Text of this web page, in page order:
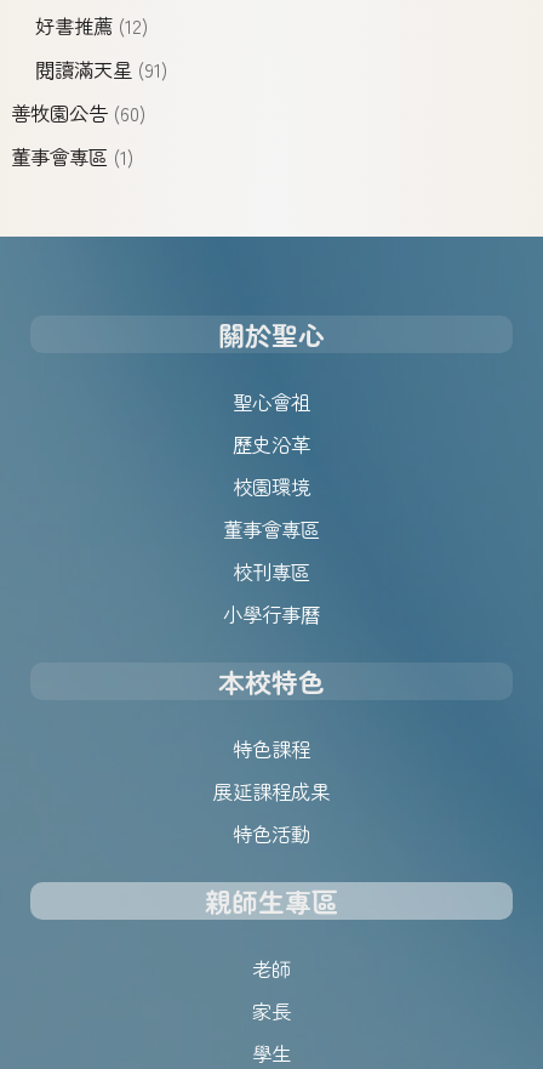
好書推薦(12)
閱讀滿天星 (91)
善牧園公告(60)
董事會專區 (1)
關於聖心
聖心會祖
歷史沿革
校園環境
董事會專區
校刊專區
小學行事曆
本校特色
特色課程
展延課程成果
特色活動
親師生專區
老師
家長
學生